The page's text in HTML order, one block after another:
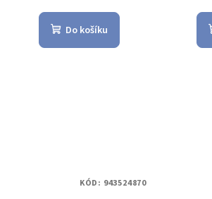
Do košíku
KÓD: 943524870